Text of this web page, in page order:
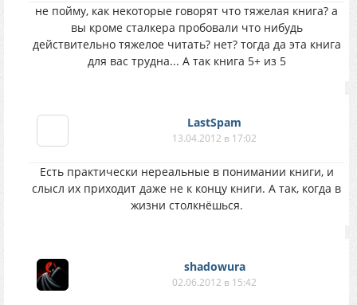
не пойму, как некоторые говорят что тяжелая книга? а
вы кроме сталкера пробовали что нибудь
действительно тяжелое читать? нет? тогда да эта книга
для вас трудна... А так книга 5+ из 5
LastSpam
13.04.2012 в 17:02
Есть практически нереальные в понимании книги, и
слысл их приходит даже не к концу книги. А так, когда в
жизни столкнёшься.
shadowura
02.06.2012 в 15:42